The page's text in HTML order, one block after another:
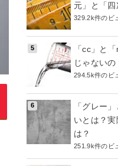
元」と「
329.2k件のビ
「cc」と
じゃない
294.5k件のビ
「グレー
いとは？
は？
251.9k件のビ